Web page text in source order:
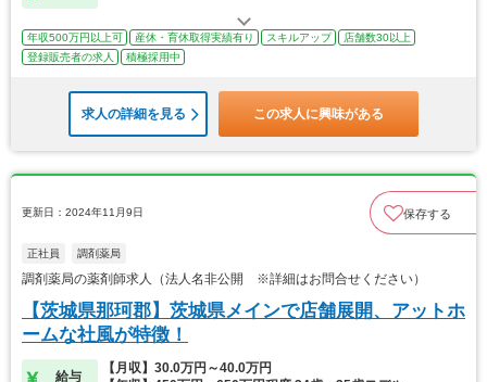
年収500万円以上可 産休・育休取得実績有り スキルアップ
店舗数30以上
登録販売者の求人
積極採用中
求人の詳細を見る この求人に興味がある
更新日：2024年11月9日 保存する
正社員 調剤薬局
調剤薬局の薬剤師求人（法人名非公開 ※詳細はお問合せください）
【茨城県那珂郡】茨城県メインで店舗展開、アットホ
ームな社風が特徴！
給与
【月収】30.0万円～40.0万円